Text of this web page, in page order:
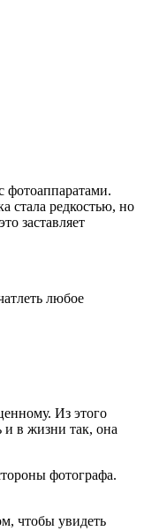
фотоаппаратами.
стала редкостью, но
заставляет
любое
Из этого
и в жизни так, она
фотографа.
чтобы увидеть